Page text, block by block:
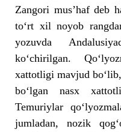
Zangori mus’haf deb
to‘rt xil noyob
yozuvda
ko‘chirilgan.
xattotligi mavjud
bo‘lgan nasx
Temuriylar
jumladan, nozik